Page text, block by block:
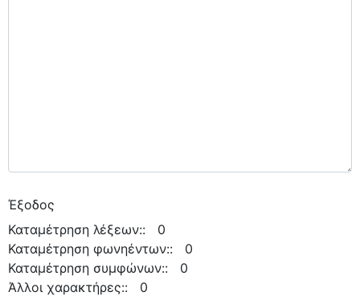
Έξοδος
Καταμέτρηση λέξεων:: 0
Καταμέτρηση φωνηέντων:: 0
Καταμέτρηση συμφώνων:: 0
Άλλοι χαρακτήρες:: 0